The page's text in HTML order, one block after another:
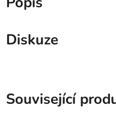
Diskuze
Související